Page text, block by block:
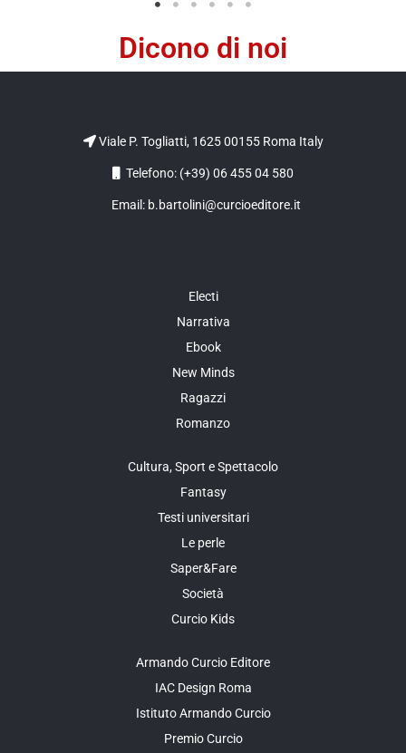
Dicono di noi
Viale P. Togliatti, 1625 00155 Roma Italy
Telefono: (+39) 06 455 04 580
Email: b.bartolini@curcioeditore.it
Electi
Narrativa
Ebook
New Minds
Ragazzi
Romanzo
Cultura, Sport e Spettacolo
Fantasy
Testi universitari
Le perle
Saper&Fare
Società
Curcio Kids
Armando Curcio Editore
IAC Design Roma
Istituto Armando Curcio
Premio Curcio